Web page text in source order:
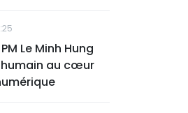
Le Minh Hung
au cœur